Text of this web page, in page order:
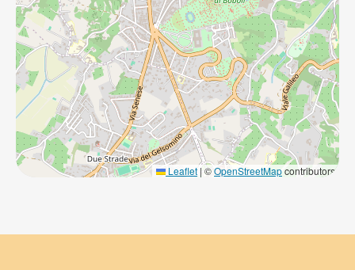
Leaflet | ©OpenStreetMapcontributors